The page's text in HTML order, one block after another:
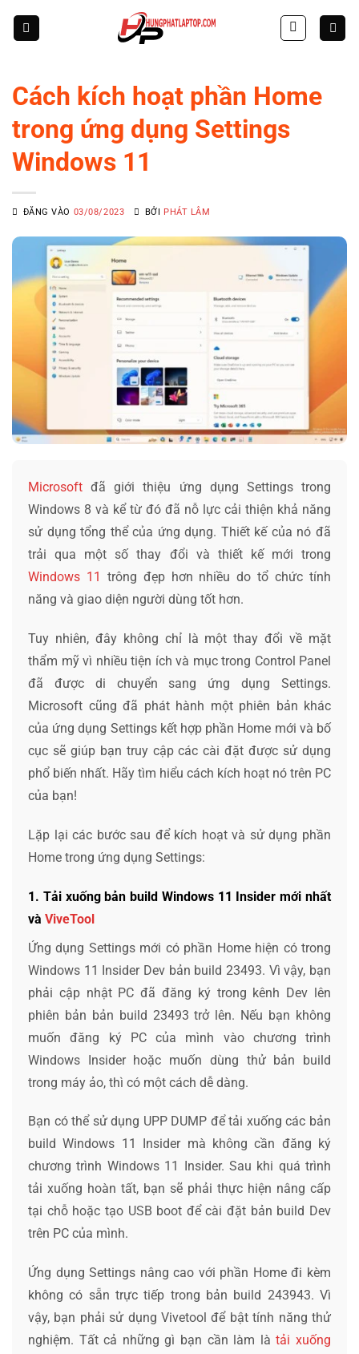
Cách kích hoạt phần Home
trong ứng dụng Settings
Windows 11
ĐĂNG VÀO 03/08/2023 BỞI PHÁT LÂM
Microsoft đã giới thiệu ứng dụng Settings trong
Windows 8 và kể từ đó đã nỗ lực cải thiện khả năng
sử dụng tổng thể của ứng dụng. Thiết kế của nó đã
trải qua một số thay đổi và thiết kế mới trong
Windows 11 trông đẹp hơn nhiều do tổ chức tính
năng và giao diện người dùng tốt hơn.
Tuy nhiên, đây không chỉ là một thay đổi về mặt
thẩm mỹ vì nhiều tiện ích và mục trong Control Panel
đã được di chuyển sang ứng dụng Settings.
Microsoft cũng đã phát hành một phiên bản khác
của ứng dụng Settings kết hợp phần Home mới và bố
cục sẽ giúp bạn truy cập các cài đặt được sử dụng
phổ biến nhất. Hãy tìm hiểu cách kích hoạt nó trên PC
của bạn!
Lặp lại các bước sau để kích hoạt và sử dụng phần
Home trong ứng dụng Settings:
1. Tải xuống bản build Windows 11 Insider mới nhất
và ViveTool
Ứng dụng Settings mới có phần Home hiện có trong
Windows 11 Insider Dev bản build 23493. Vì vậy, bạn
phải cập nhật PC đã đăng ký trong kênh Dev lên
phiên bản bản build 23493 trở lên. Nếu bạn không
muốn đăng ký PC của mình vào chương trình
Windows Insider hoặc muốn dùng thử bản build
trong máy ảo, thì có một cách dễ dàng.
Bạn có thể sử dụng UPP DUMP để tải xuống các bản
build Windows 11 Insider mà không cần đăng ký
chương trình Windows 11 Insider. Sau khi quá trình
tải xuống hoàn tất, bạn sẽ phải thực hiện nâng cấp
tại chỗ hoặc tạo USB boot để cài đặt bản build Dev
trên PC của mình.
Ứng dụng Settings nâng cao với phần Home đi kèm
không có sẵn trực tiếp trong bản build 243943. Vì
vậy, bạn phải sử dụng Vivetool để bật tính năng thử
nghiệm. Tất cả những gì bạn cần làm làtải xuống